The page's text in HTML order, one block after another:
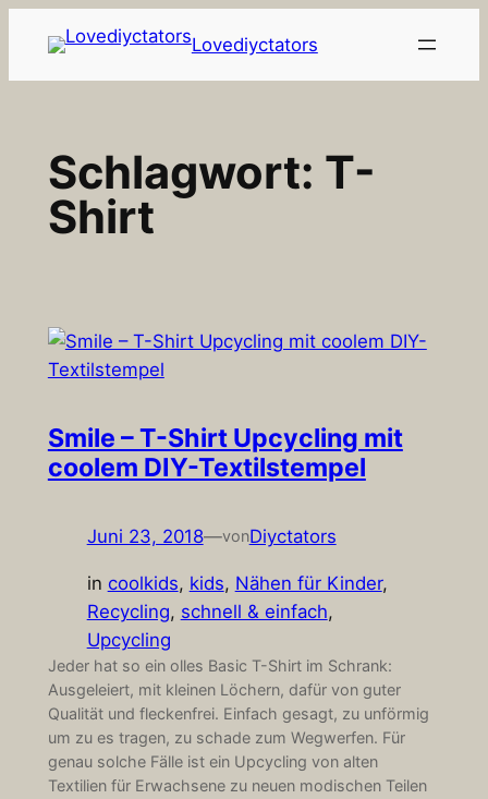
Inhalt
springen
Lovediyctators
Schlagwort: T-
Shirt
Smile – T-Shirt Upcycling mit
coolem DIY-Textilstempel
Juni 23, 2018—vonDiyctators
in coolkids, kids, Nähen für Kinder
Recycling, schnell & einfach
Upcycling
Jeder hat so ein olles Basic T-Shirt im Schrank:
Ausgeleiert, mit kleinen Löchern, dafür von guter
Qualität und fleckenfrei. Einfach gesagt, zu unförmig
um zu es tragen, zu schade zum Wegwerfen. Für
genau solche Fälle ist ein Upcycling von alten
Textilien für Erwachsene zu neuen modischen Teilen